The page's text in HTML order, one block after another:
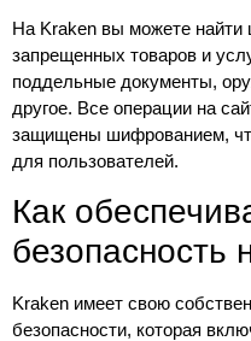
На Kraken вы можете найти
запрещенных товаров и
поддельные документы,
другое. Все операции на
защищены шифрованием,
для пользователей.
Как
безопасность
Kraken имеет свою
безопасности, которая